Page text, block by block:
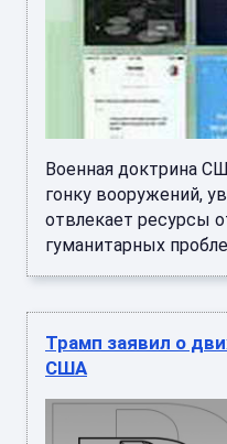
Военная доктрина
гонку вооружений,
отвлекает ресурсы
гуманитарных
Трамп заявил о
США